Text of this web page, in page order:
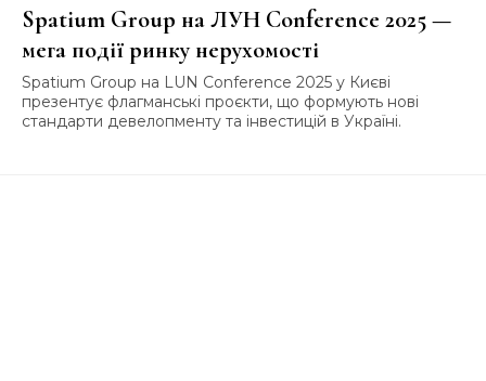
Spatium Group на ЛУН Conference 2025 —
мега події ринку нерухомості
Spatium Group на LUN Conference 2025 у Києві
презентує флагманські проєкти, що формують нові
стандарти девелопменту та інвестицій в Україні.